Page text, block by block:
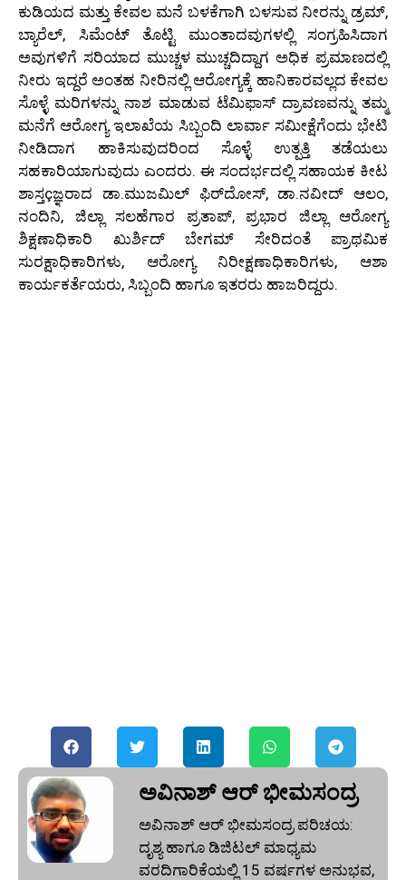
ಕುಡಿಯದ ಮತ್ತು ಕೇವಲ ಮನೆ ಬಳಕೆಗಾಗಿ ಬಳಸುವ ನೀರನ್ನು ಡ್ರಮ್,
ಬ್ಯಾರೆಲ್, ಸಿಮೆಂಟ್ ತೊಟ್ಟಿ ಮುಂತಾದವುಗಳಲ್ಲಿ ಸಂಗ್ರಹಿಸಿದಾಗ
ಅವುಗಳಿಗೆ ಸರಿಯಾದ ಮುಚ್ಚಳ ಮುಚ್ಚದಿದ್ದಾಗ ಅಧಿಕ ಪ್ರಮಾಣದಲ್ಲಿ
ನೀರು ಇದ್ದರೆ ಅಂತಹ ನೀರಿನಲ್ಲಿ ಆರೋಗ್ಯಕ್ಕೆ ಹಾನಿಕಾರವಲ್ಲದ ಕೇವಲ
ಸೊಳ್ಳೆ ಮರಿಗಳನ್ನು ನಾಶ ಮಾಡುವ ಟೆಮಿಫಾಸ್ ದ್ರಾವಣವನ್ನು ತಮ್ಮ
ಮನೆಗೆ ಆರೋಗ್ಯ ಇಲಾಖೆಯ ಸಿಬ್ಬಂದಿ ಲಾರ್ವಾ ಸಮೀಕ್ಷೆಗೆಂದು ಭೇಟಿ
ನೀಡಿದಾಗ ಹಾಕಿಸುವುದರಿಂದ ಸೊಳ್ಳೆ ಉತ್ಪತ್ತಿ ತಡೆಯಲು
ಸಹಕಾರಿಯಾಗುವುದು ಎಂದರು. ಈ ಸಂದರ್ಭದಲ್ಲಿ ಸಹಾಯಕ ಕೀಟ
ಶಾಸ್ತçಜ್ಞರಾದ ಡಾ.ಮುಜಮಿಲ್ ಫಿರ್‌ದೋಸ್, ಡಾ.ನವೀದ್ ಆಲಂ,
ನಂದಿನಿ, ಜಿಲ್ಲಾ ಸಲಹೆಗಾರ ಪ್ರತಾಪ್, ಪ್ರಭಾರ ಜಿಲ್ಲಾ ಆರೋಗ್ಯ
ಶಿಕ್ಷಣಾಧಿಕಾರಿ ಖುರ್ಶಿದ್ ಬೇಗಮ್ ಸೇರಿದಂತೆ ಪ್ರಾಥಮಿಕ
ಸುರಕ್ಷಾಧಿಕಾರಿಗಳು, ಆರೋಗ್ಯ ನಿರೀಕ್ಷಣಾಧಿಕಾರಿಗಳು, ಆಶಾ
ಕಾರ್ಯಕರ್ತೆಯರು, ಸಿಬ್ಬಂದಿ ಹಾಗೂ ಇತರರು ಹಾಜರಿದ್ದರು.
ಅವಿನಾಶ್‌ ಆರ್‌ ಭೀಮಸಂದ್ರ
ಅವಿನಾಶ್‌ ಆರ್‌ ಭೀಮಸಂದ್ರ ಪರಿಚಯ:
ದೃಶ್ಯ ಹಾಗೂ ಡಿಜಿಟಲ್ ಮಾಧ್ಯಮ
ವರದಿಗಾರಿಕೆಯಲ್ಲಿ 15 ವರ್ಷಗಳ ಅನುಭವ,